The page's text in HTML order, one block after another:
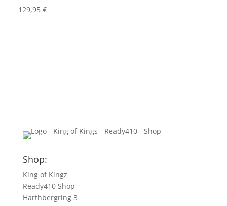
129,95€
Shop:
King of Kingz
Ready410 Shop
Harthbergring 3